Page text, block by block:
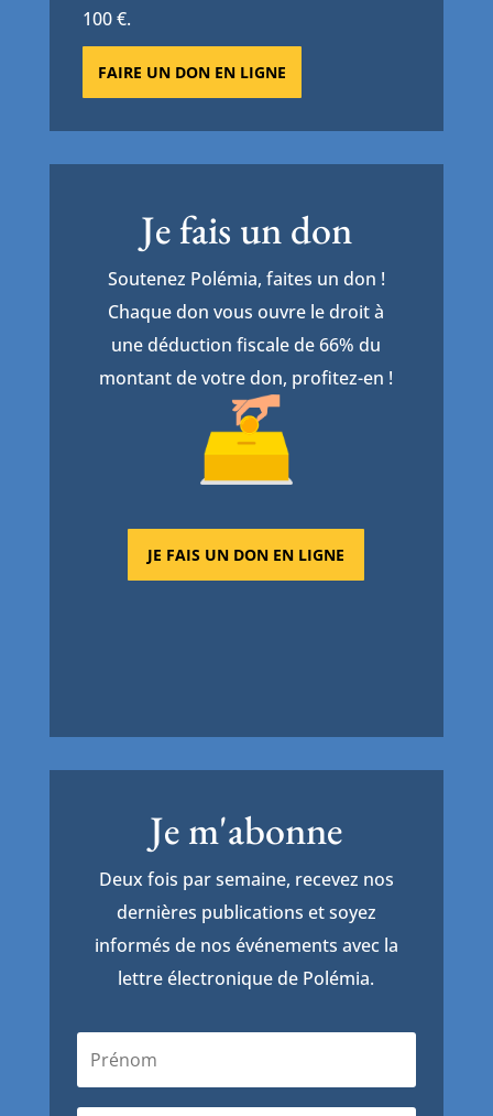
100 €.
FAIRE UN DON EN LIGNE
Je fais un don
Soutenez Polémia, faites un don !
Chaque don vous ouvre le droit à
une déduction fiscale de 66% du
montant de votre don, profitez-en !
JE FAIS UN DON EN LIGNE
Je m'abonne
Deux fois par semaine, recevez nos
dernières publications et soyez
informés de nos événements avec la
lettre électronique de Polémia.